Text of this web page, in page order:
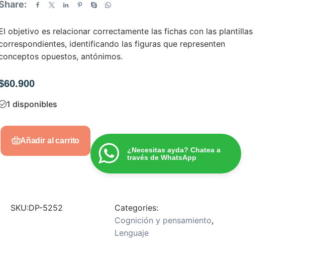
a
objetivo es relacionar correctamente las fichas con las plantillas
identificando las figuras que representen
opuestos, antónimos.
60.900
1 disponibles
Añadir al carrito
¿Necesitas ayda? Chatea a
través de WhatsApp
SKU:DP-5252
Categories:
Cognición y pensamiento,
Lenguaje